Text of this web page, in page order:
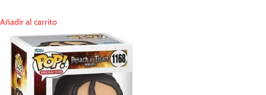
Añadir al carrito